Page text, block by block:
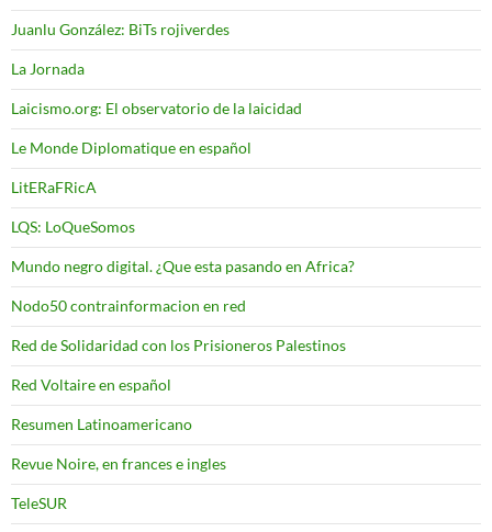
Juanlu González: BiTs rojiverdes
La Jornada
Laicismo.org: El observatorio de la laicidad
Le Monde Diplomatique en español
LitERaFRicA
LQS: LoQueSomos
Mundo negro digital. ¿Que esta pasando en Africa?
Nodo50 contrainformacion en red
Red de Solidaridad con los Prisioneros Palestinos
Red Voltaire en español
Resumen Latinoamericano
Revue Noire, en frances e ingles
TeleSUR